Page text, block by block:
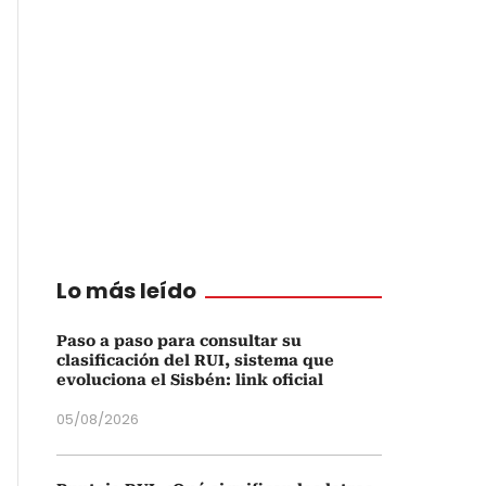
Lo más leído
Paso a paso para consultar su
clasificación del RUI, sistema que
evoluciona el Sisbén: link oficial
05/08/2026